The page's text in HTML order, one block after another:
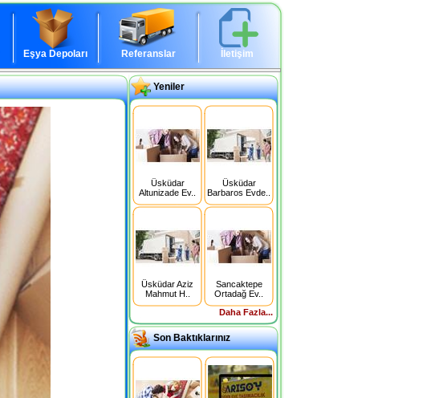
Eşya Depoları Referanslar İletişim
Yeniler
Üsküdar
Altunizade Ev..
Üsküdar
Barbaros Evde..
Üsküdar Aziz
Mahmut H..
Sancaktepe
Ortadağ Ev..
Daha Fazla...
Son Baktıklarınız